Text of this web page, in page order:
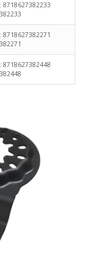
8718627382233
8718627382271
8718627382448